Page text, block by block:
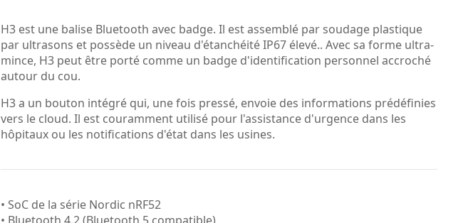
H3 est une balise Bluetooth avec badge. Il est assemblé par soudage plastique
par ultrasons et possède un niveau d'étanchéité IP67 élevé.. Avec sa forme ultra-
mince, H3 peut être porté comme un badge d'identification personnel accroché
autour du cou.
H3 a un bouton intégré qui, une fois pressé, envoie des informations prédéfinies
vers le cloud. Il est couramment utilisé pour l'assistance d'urgence dans les
hôpitaux ou les notifications d'état dans les usines.
• SoC de la série Nordic nRF52
• Bluetooth 4.2 (Bluetooth 5 compatible)